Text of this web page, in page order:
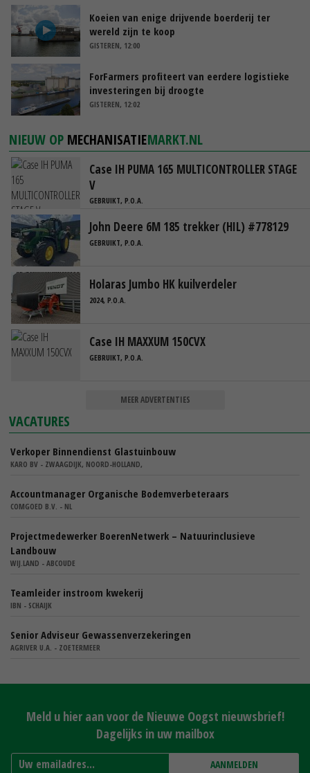
Koeien van enige drijvende boerderij ter
wereld zijn te koop
GISTEREN, 12:00
ForFarmers profiteert van eerdere logistieke
investeringen bij droogte
GISTEREN, 12:02
NIEUW OP MECHANISATIEMARKT.NL
Case IH PUMA 165 MULTICONTROLLER STAGE
V
GEBRUIKT, P.O.A.
John Deere 6M 185 trekker (HIL) #778129
GEBRUIKT, P.O.A.
Holaras Jumbo HK kuilverdeler
2024, P.O.A.
Case IH MAXXUM 150CVX
GEBRUIKT, P.O.A.
MEER ADVERTENTIES
VACATURES
Verkoper Binnendienst Glastuinbouw
KARO BV - ZWAAGDIJK, NOORD-HOLLAND,
Accountmanager Organische Bodemverbeteraars
COMGOED B.V. - NL
Projectmedewerker BoerenNetwerk – Natuurinclusieve
Landbouw
WIJ.LAND - ABCOUDE
Teamleider instroom kwekerij
IBN - SCHAIJK
Senior Adviseur Gewassenverzekeringen
AGRIVER U.A. - ZOETERMEER
Meld u hier aan voor de Nieuwe Oogst nieuwsbrief!
Dagelijks in uw mailbox
AANMELDEN